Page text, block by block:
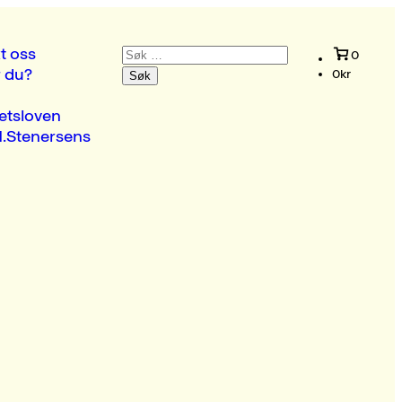
oss
du?
Søk
etter:
0
0kr